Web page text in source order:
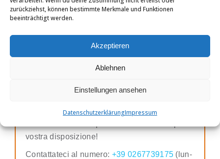
zurückziehst, können bestimmte Merkmale und Funktionen
beeinträchtigt werden.
Akzeptieren
Ablehnen
Einstellungen ansehen
DatenschutzerklärungImpressum
dati inclusa.
vostra disposizione!
Contattateci al numero: +39 0267739175 (lun-